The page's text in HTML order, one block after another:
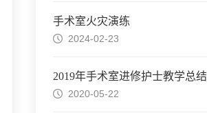
手术室火灾演练
2024-02-23
2019年手术室进修护士教学总结
2020-05-22